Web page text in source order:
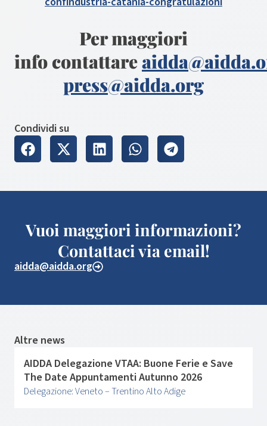
Per maggiori
info contattare
press@aidda.org
Condividi su
Vuoi maggiori informazioni?
Contattaci via email!
aidda@aidda.org
Altre news
AIDDA Delegazione VTAA: Buone Ferie e Save
The Date Appuntamenti Autunno 2026
Delegazione: Veneto – Trentino Alto Adige